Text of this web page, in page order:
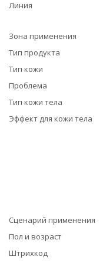
Линия
Зона применения
Тип продукта
Тип кожи
Проблема
Тип кожи тела
Эффект для кожи тела
Сценарий применения
Пол и возраст
Штрихкод